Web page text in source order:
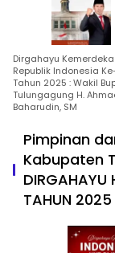
Dirgahayu
Republik Indonesia
Tahun 2025 : Wakil
Tulungagung H.
Baharudin, SM
Pimpinan
Kabupaten
DIRGAHAYU
TAHUN 2025